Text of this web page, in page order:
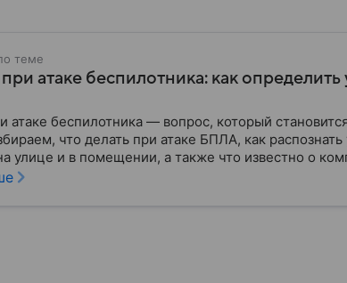
теме
атаке беспилотника: как определить
атаке беспилотника — вопрос, который
что делать при атаке БПЛА, как распознать
улице и в помещении, а также что известно о